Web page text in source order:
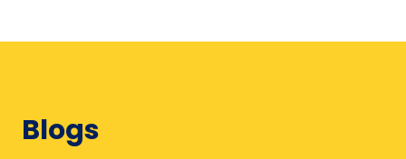
Blogs